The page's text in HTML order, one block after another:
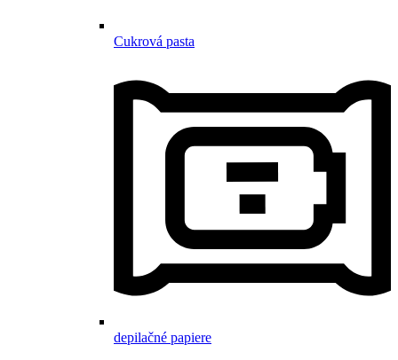
Cukrová pasta
depilačné papiere